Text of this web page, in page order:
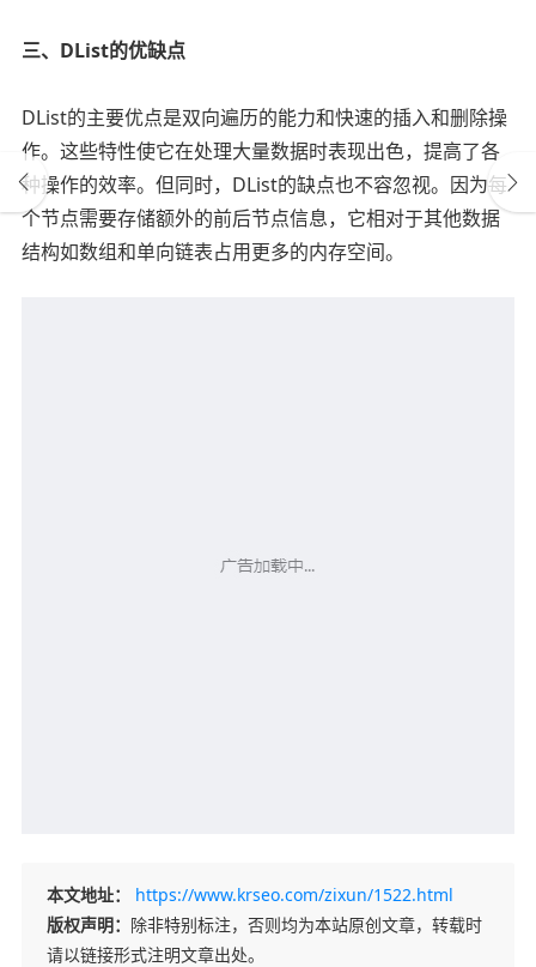
三、DList的优缺点
DList的主要优点是双向遍历的能力和快速的插入和删除操
作。这些特性使它在处理大量数据时表现出色，提高了各
种操作的效率。但同时，DList的缺点也不容忽视。因为每
个节点需要存储额外的前后节点信息，它相对于其他数据
结构如数组和单向链表占用更多的内存空间。
本文地址：
https://www.krseo.com/zixun/1522.html
版权声明： 除非特别标注，否则均为本站原创文章，转载时
请以链接形式注明文章出处。